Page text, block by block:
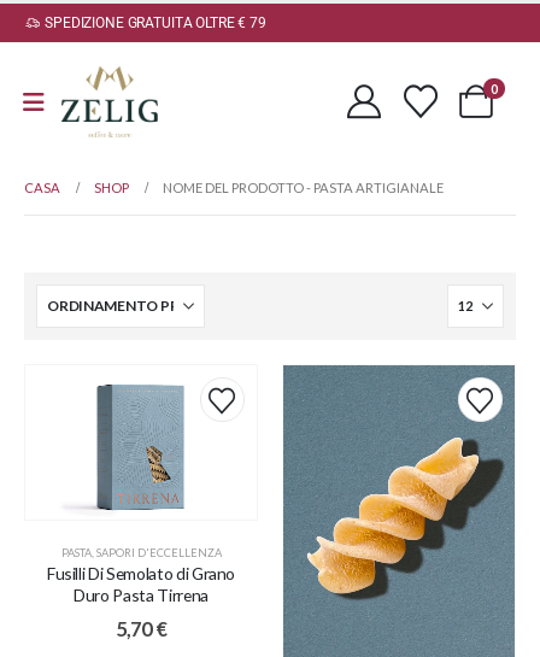
SPEDIZIONE GRATUITA OLTRE € 79
0
CASA SHOP NOME DEL PRODOTTO - PASTA ARTIGIANALE
PASTA, SAPORI D'ECCELLENZA
Fusilli Di Semolato di Grano
Duro Pasta Tirrena
5,70€